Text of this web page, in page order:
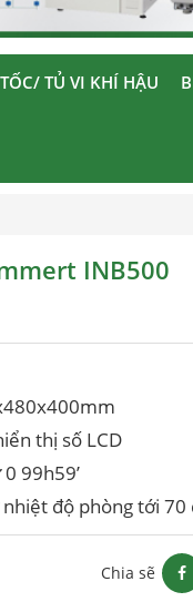
TỦ VI KHÍ HẬU
INB500
thị số LCD
99h59’
độ phòng tới 70
Chia sẽ